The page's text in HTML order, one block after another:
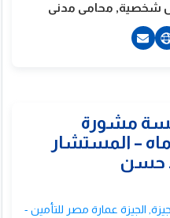
شخصية, محامى مدنى
الجيزة عمارة مصر للتأمين -